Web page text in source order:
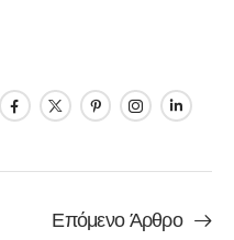
Επόμενο Άρθρο